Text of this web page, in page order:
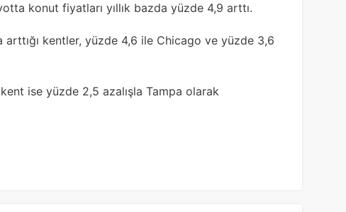
konut fiyatları yıllık bazda yüzde 4,9 arttı.
arttığı kentler, yüzde 4,6 ile Chicago ve yüzde 3,6
ise yüzde 2,5 azalışla Tampa olarak